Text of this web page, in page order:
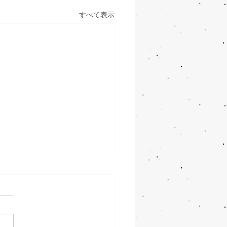
すべて表示
31は都合により、18：30